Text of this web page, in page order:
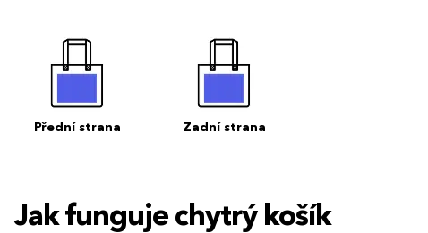
Přední strana Zadní strana
Jak funguje chytrý košík